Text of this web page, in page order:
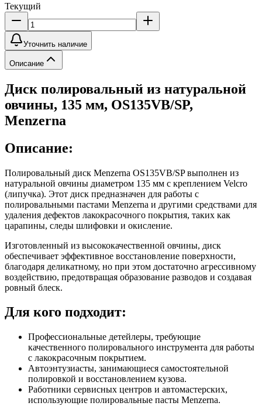
Текущий
Уточнить наличие
Описание
Диск полировальный из натуральной
овчины, 135 мм, OS135VB/SP,
Menzerna
Описание:
Полировальный диск Menzerna OS135VB/SP выполнен из
натуральной овчины диаметром 135 мм с креплением Velcro
(липучка). Этот диск предназначен для работы с
полировальными пастами Menzerna и другими средствами для
удаления дефектов лакокрасочного покрытия, таких как
царапины, следы шлифовки и окисление.
Изготовленный из высококачественной овчины, диск
обеспечивает эффективное восстановление поверхности,
благодаря деликатному, но при этом достаточно агрессивному
воздействию, предотвращая образование разводов и создавая
ровный блеск.
Для кого подходит:
Профессиональные детейлеры, требующие
качественного полировального инструмента для работы
с лакокрасочным покрытием.
Автоэнтузиасты, занимающиеся самостоятельной
полировкой и восстановлением кузова.
Работники сервисных центров и автомастерских,
использующие полировальные пасты Menzerna.